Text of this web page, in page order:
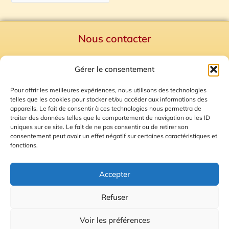
Gérer le consentement
Pour offrir les meilleures expériences, nous utilisons des technologies
telles que les cookies pour stocker et/ou accéder aux informations des
appareils. Le fait de consentir à ces technologies nous permettra de
traiter des données telles que le comportement de navigation ou les ID
uniques sur ce site. Le fait de ne pas consentir ou de retirer son
consentement peut avoir un effet négatif sur certaines caractéristiques et
fonctions.
Accepter
Refuser
Voir les préférences
Nous contacter
Mentions Légales
Plan du site
Gestion des Cookies
© 2026 Radio Calade